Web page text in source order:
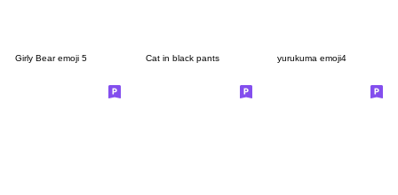
Girly Bear emoji 5 Cat in black pants yurukuma emoji4